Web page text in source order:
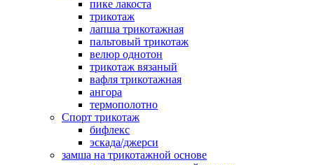
пике лакоста
трикотаж
лапша трикотажная
пальтовый трикотаж
велюр однотон
трикотаж вязаный
вафля трикотажная
ангора
термополотно
Спорт трикотаж
бифлекс
эскада/джерси
замша на трикотажной основе